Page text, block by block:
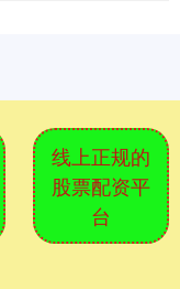
线上正规的
股票配资平
台